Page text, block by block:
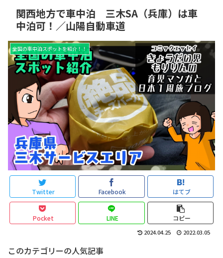
関西地方で車中泊 三木SA（兵庫）は車
中泊可！／山陽自動車道
全国の車中泊スポットを紹介！！
Twitter Facebook はてブ
Pocket LINE コピー
2024.04.25 2022.03.05
このカテゴリーの人気記事